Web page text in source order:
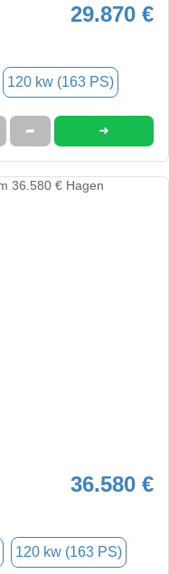
29.870 €
120 kw (163 PS)
➦ ➜
36.580 €
120 kw (163 PS)